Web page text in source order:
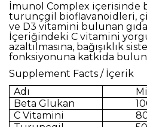
İmunol Complex içerisinde
turunçgil bioflavanoidleri,
ve D3 vitamini bulunan
İçeriğindeki C vitamini
azaltılmasına, bağışıklık
fonksiyonuna katkıda
Supplement Facts / İçerik
Adı
Beta Glukan
C Vitamini